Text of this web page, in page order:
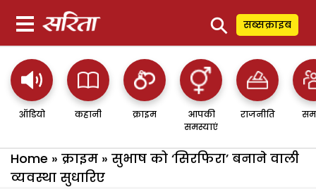
⚲ सब्सक्राइब
ऑडियो कहानी क्राइम
आपकी
समस्याएं
राजनीति
Home » क्राइम » सुभाष को ‘सिरफिरा’ बनाने वाली
व्यवस्था सुधारिए